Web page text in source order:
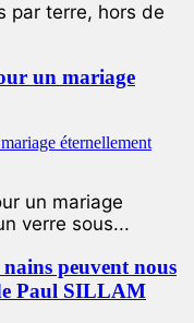
par terre, hors de
un mariage
un mariage
verre sous...
peuvent nous
Paul SILLAM